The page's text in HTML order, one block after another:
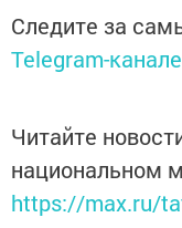
Следите за
Telegram-канале
Читайте
национальном
https://max.ru/